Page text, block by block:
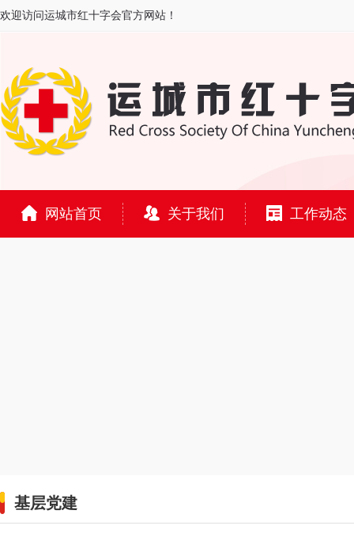
欢迎访问运城市红十字会官方网站！
网站首页 关于我们 工作动态
基层党建